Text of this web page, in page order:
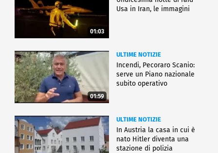
01:03
Usa in Iran, le immagini
01:59
ULTIME NOTIZIE
Incendi, Pecoraro Scanio:
serve un Piano nazionale
subito operativo
ULTIME NOTIZIE
In Austria la casa in cui è
nato Hitler diventa una
stazione di polizia